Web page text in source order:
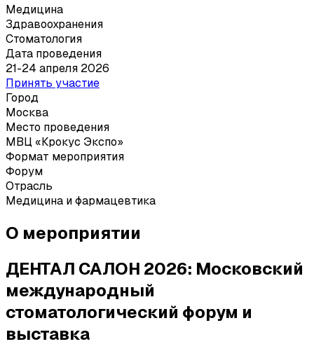
Медицина
Здравоохранения
Стоматология
Дата проведения
21-24 апреля 2026
Принять участие
Город
Москва
Место проведения
МВЦ «Крокус Экспо»
Формат мероприятия
Форум
Отрасль
Медицина и фармацевтика
О мероприятии
ДЕНТАЛ САЛОН 2026: Московский
международный
стоматологический форум и
выставка